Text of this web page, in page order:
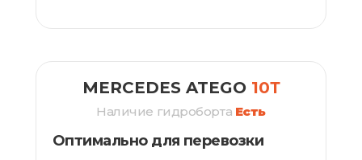
MERCEDES ATEGO 10Т
Наличие гидроборта Есть
Оптимально для перевозки